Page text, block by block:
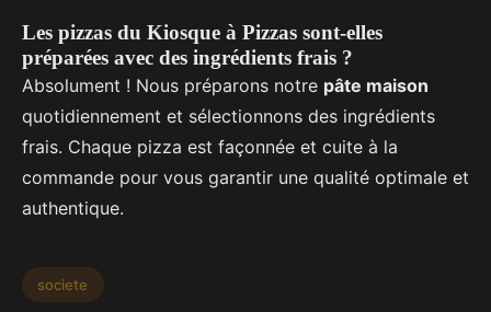
Les pizzas du Kiosque à Pizzas sont-elles
préparées avec des ingrédients frais ?
Absolument ! Nous préparons notre pâte maison
quotidiennement et sélectionnons des ingrédients
frais. Chaque pizza est façonnée et cuite à la
commande pour vous garantir une qualité optimale et
authentique.
societe